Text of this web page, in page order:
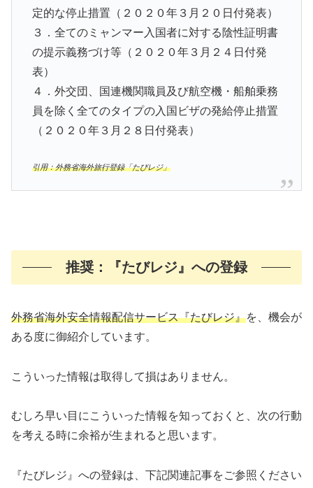
定的な停止措置（２０２０年３月２０日付発表）
３．全てのミャンマー入国者に対する陰性証明書
の提示義務づけ等（２０２０年３月２４日付発
表）
４．外交団、国連機関職員及び航空機・船舶乗務
員を除く全てのタイプの入国ビザの発給停止措置
（２０２０年３月２８日付発表）
引用：外務省海外旅行登録「たびレジ」
推奨：『たびレジ』への登録
外務省海外安全情報配信サービス『たびレジ』を、機会が
ある度に御紹介しています。
こういった情報は取得して損はありません。
むしろ早い目にこういった情報を知っておくと、次の行動
を考える時に余裕が生まれると思います。
『たびレジ』への登録は、下記関連記事をご参照ください